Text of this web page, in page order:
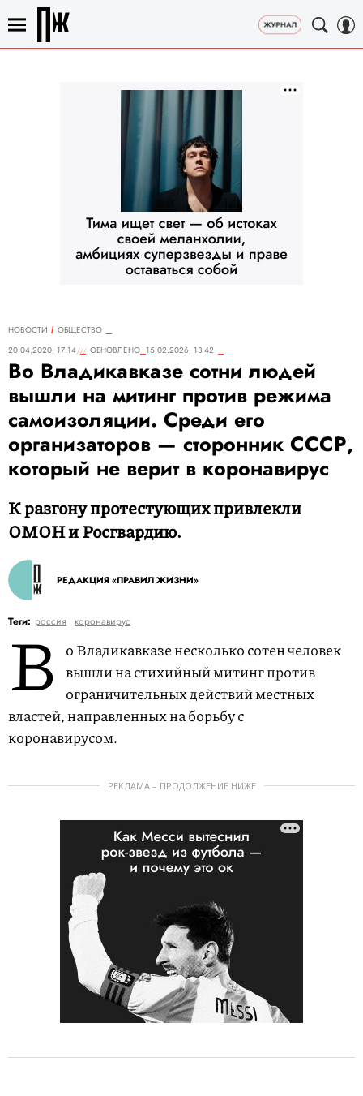
НОВОСТИ
ОБЩЕСТВО
20.04.2020, 17:14
ОБНОВЛЕНО 15.02.2026, 13:42
Во Владикавказе сотни людей
вышли на митинг против режима
самоизоляции. Среди его
организаторов — сторонник СССР,
который не верит в коронавирус
К разгону протестующих привлекли
ОМОН и Росгвардию.
РЕДАКЦИЯ «ПРАВИЛ ЖИЗНИ»
Теги: россия коронавирус
В
о Владикавказе несколько сотен человек
вышли на стихийный митинг против
ограничительных действий местных
властей, направленных на борьбу с
коронавирусом.
РЕКЛАМА – ПРОДОЛЖЕНИЕ НИЖЕ